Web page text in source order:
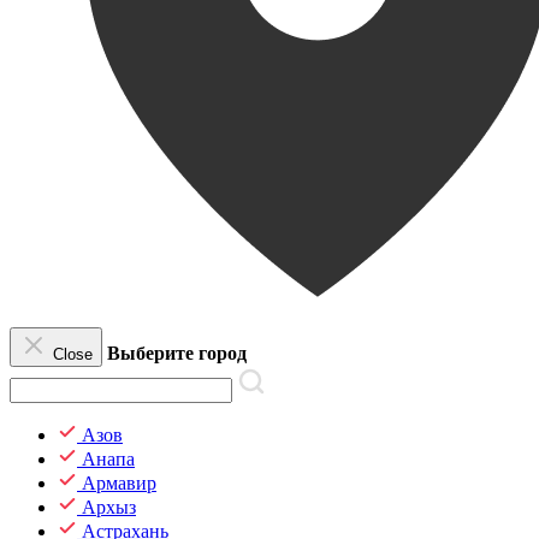
Close Выберите город
Азов
Анапа
Армавир
Архыз
Астрахань